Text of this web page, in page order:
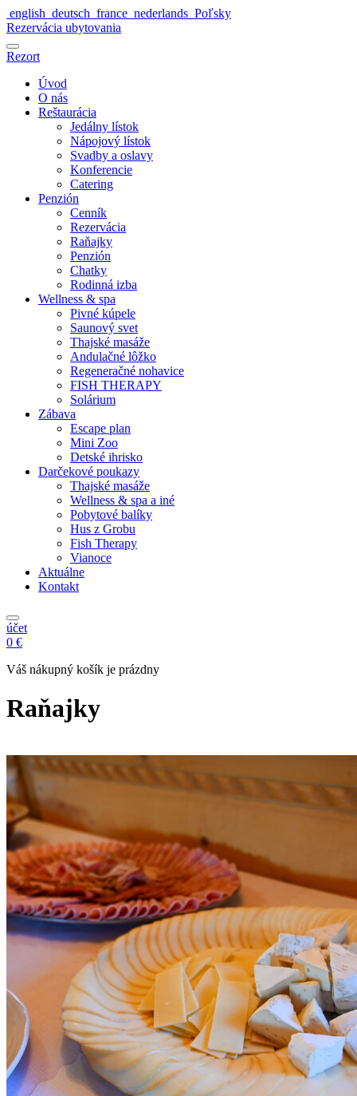
english deutsch france nederlands Poľsky
Rezervácia ubytovania
Rezort
Úvod
O nás
Reštaurácia
Jedálny lístok
Nápojový lístok
Svadby a oslavy
Konferencie
Catering
Penzión
Cenník
Rezervácia
Raňajky
Penzión
Chatky
Rodinná izba
Wellness & spa
Pivné kúpele
Saunový svet
Thajské masáže
Andulačné lôžko
Regeneračné nohavice
FISH THERAPY
Solárium
Zábava
Escape plan
Mini Zoo
Detské ihrisko
Darčekové poukazy
Thajské masáže
Wellness & spa a iné
Pobytové balíky
Hus z Grobu
Fish Therapy
Vianoce
Aktuálne
Kontakt
účet
0 €
Váš nákupný košík je prázdny
Raňajky